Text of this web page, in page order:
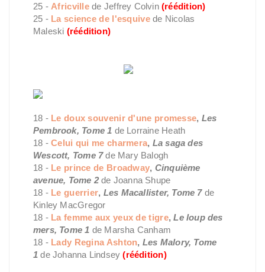
25 - Africville de Jeffrey Colvin(réédition)
25 - La science de l'esquive de Nicolas
Maleski (réédition)
18 - Le doux souvenir d'une promesse, Les
Pembrook, Tome 1 de Lorraine Heath
18 -Celui qui me charmera, La saga des
Wescott, Tome 7de Mary Balogh
18 - Le prince de Broadway, Cinquième
avenue, Tome 2de Joanna Shupe
18 - Le guerrier, Les Macallister, Tome 7de
Kinley MacGregor
18 - La femme aux yeux de tigre,Le loup des
mers, Tome 1 de Marsha Canham
18 - Lady Regina Ashton, Les Malory, Tome
1 de Johanna Lindsey(réédition)